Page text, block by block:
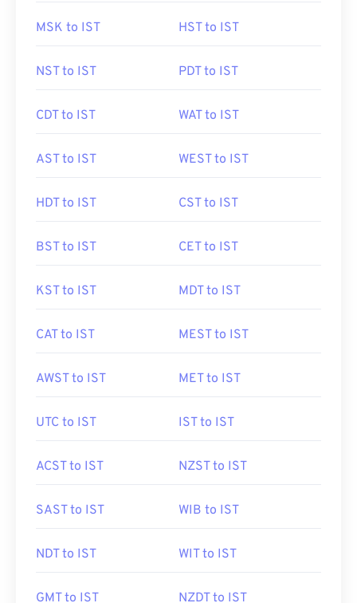
MSK to IST HST to IST
NST to IST PDT to IST
CDT to IST WAT to IST
AST to IST WEST to IST
HDT to IST CST to IST
BST to IST CET to IST
KST to IST MDT to IST
CAT to IST MEST to IST
AWST to IST MET to IST
UTC to IST IST to IST
ACST to IST NZST to IST
SAST to IST WIB to IST
NDT to IST WIT to IST
GMT to IST NZDT to IST